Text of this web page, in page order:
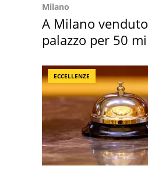
Milano
A Milano
palazzo per 50
ECCELLENZE